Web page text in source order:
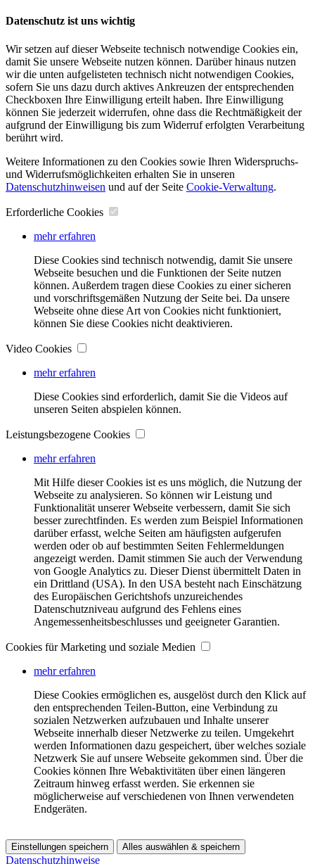
Datenschutz ist uns wichtig
Wir setzen auf dieser Webseite technisch notwendige Cookies ein,
damit Sie unsere Webseite nutzen können. Darüber hinaus nutzen
wir die unten aufgelisteten technisch nicht notwendigen Cookies,
sofern Sie uns dazu durch aktives Ankreuzen der entsprechenden
Checkboxen Ihre Einwilligung erteilt haben. Ihre Einwilligung
können Sie jederzeit widerrufen, ohne dass die Rechtmäßigkeit der
aufgrund der Einwilligung bis zum Widerruf erfolgten Verarbeitung
berührt wird.
Weitere Informationen zu den Cookies sowie Ihren Widerspruchs-
und Widerrufsmöglichkeiten erhalten Sie in unseren
Datenschutzhinweisen und auf der Seite Cookie-Verwaltung​.
Erforderliche Cookies
mehr erfahren
Diese Cookies sind technisch notwendig, damit Sie unsere
Webseite besuchen und die Funktionen der Seite nutzen
können. Außerdem tragen diese Cookies zu einer sicheren
und vorschriftsgemäßen Nutzung der Seite bei. Da unsere
Webseite ohne diese Art von Cookies nicht funktioniert,
können Sie diese Cookies nicht deaktivieren.
Video Cookies
mehr erfahren
Diese Cookies sind erforderlich, damit Sie die Videos auf
unseren Seiten abspielen können.
Leistungsbezogene Cookies
mehr erfahren
Mit Hilfe dieser Cookies ist es uns möglich, die Nutzung der
Webseite zu analysieren. So können wir Leistung und
Funktionalität unserer Webseite verbessern, damit Sie sich
besser zurechtfinden. Es werden zum Beispiel Informationen
darüber erfasst, welche Seiten am häufigsten aufgerufen
werden oder ob auf bestimmten Seiten Fehlermeldungen
angezeigt werden. Damit stimmen Sie auch der Verwendung
von Google Analytics zu. Dieser Dienst übermittelt Daten in
ein Drittland (USA). In den USA besteht nach Einschätzung
des Europäischen Gerichtshofs unzureichendes
Datenschutzniveau aufgrund des Fehlens eines
Angemessenheitsbeschlusses und geeigneter Garantien.
Cookies für Marketing und soziale Medien
mehr erfahren
Diese Cookies ermöglichen es, ausgelöst durch den Klick auf
den entsprechenden Teilen-Button, eine Verbindung zu
sozialen Netzwerken aufzubauen und Inhalte unserer
Webseite innerhalb dieser Netzwerke zu teilen. Umgekehrt
werden Informationen dazu gespeichert, über welches soziale
Netzwerk Sie auf unsere Webseite gekommen sind. Über die
Cookies können Ihre Webaktivitäten über einen längeren
Zeitraum hinweg erfasst werden. Sie erkennen sie
möglicherweise auf verschiedenen von Ihnen verwendeten
Endgeräten.
Einstellungen speichern Alles auswählen & speichern
Datenschutzhinweise